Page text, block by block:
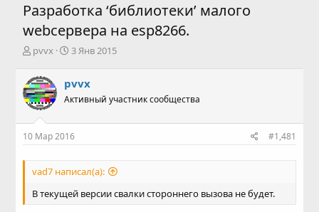
Разработка ‘библиотеки’ малого
webсервера на esp8266.
А
т
о
р
т
е
м
pvvx
Д
а
н
ч
а
3 Янв 2015
pvvx
Активный участник сообщества
10 Мар 2016 #1,481
vad7 написал(а):
В текущей версии свалки стороннего вызова не будет.